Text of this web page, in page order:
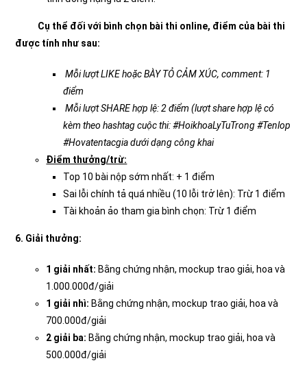
Cụ thể đối với bình chọn bài thi online, điểm của bài thi
được tính như sau:
Mỗi lượt LIKE hoặc BÀY TỎ CẢM XÚC, comment: 1
điểm
Mỗi lượt SHARE hợp lệ: 2 điểm (lượt share hợp lệ có
kèm theo hashtag cuộc thi: #HoikhoaLyTuTrong #Tenlop
#Hovatentacgia dưới dạng công khai
Điểm thưởng/trừ:
Top 10 bài nộp sớm nhất: + 1 điểm
Sai lỗi chính tả quá nhiều (10 lỗi trở lên): Trừ 1 điểm
Tài khoản ảo tham gia bình chọn: Trừ 1 điểm
6. Giải thưởng:
1 giải nhất: Bằng chứng nhận, mockup trao giải, hoa và
1.000.000đ/giải
1 giải nhì: Bằng chứng nhận, mockup trao giải, hoa và
700.000đ/giải
2 giải ba: Bằng chứng nhận, mockup trao giải, hoa và
500.000đ/giải